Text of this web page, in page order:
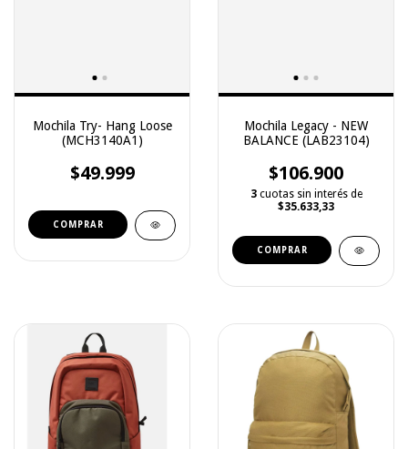
Mochila Try- Hang Loose
(MCH3140A1)
$49.999
COMPRAR
Mochila Legacy - NEW
BALANCE (LAB23104)
$106.900
3 cuotas sin interés de
$35.633,33
COMPRAR